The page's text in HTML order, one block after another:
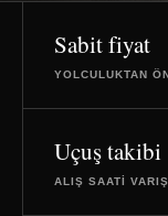
Sabit fiyat
YOLCULUKTAN
Uçuş takibi
ALIŞ SAATI